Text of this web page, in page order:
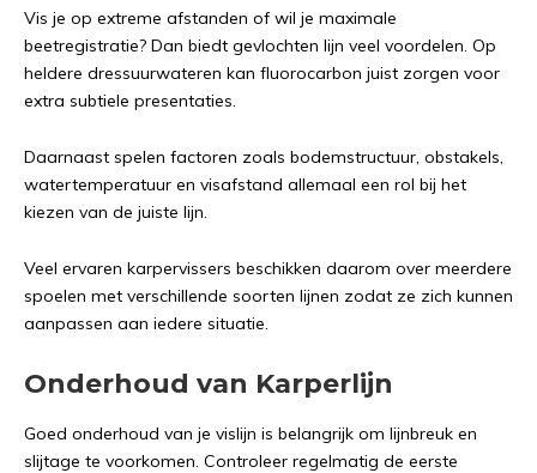
Vis je op extreme afstanden of wil je maximale
beetregistratie? Dan biedt gevlochten lijn veel voordelen. Op
heldere dressuurwateren kan fluorocarbon juist zorgen voor
extra subtiele presentaties.
Daarnaast spelen factoren zoals bodemstructuur, obstakels,
watertemperatuur en visafstand allemaal een rol bij het
kiezen van de juiste lijn.
Veel ervaren karpervissers beschikken daarom over meerdere
spoelen met verschillende soorten lijnen zodat ze zich kunnen
aanpassen aan iedere situatie.
Onderhoud van Karperlijn
Goed onderhoud van je vislijn is belangrijk om lijnbreuk en
slijtage te voorkomen. Controleer regelmatig de eerste